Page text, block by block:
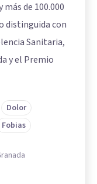
más de 100.000
distinguida con
Sanitaria,
y el Premio
Dolor
Fobias